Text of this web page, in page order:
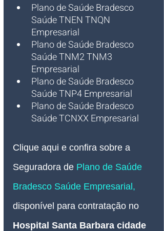
Plano de Saúde Bradesco
Saúde TNEN TNQN
Empresarial
Plano de Saúde Bradesco
Saúde TNM2 TNM3
Empresarial
Plano de Saúde Bradesco
Saúde TNP4 Empresarial
Plano de Saúde Bradesco
Saúde TCNXX Empresarial
Clique aqui e confira sobre a
Seguradora de Plano de Saúde
Bradesco Saúde Empresarial,
disponível para contratação no
Hospital Santa Barbara cidade